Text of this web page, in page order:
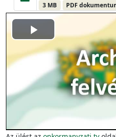
3 MB PDF
Play
Video